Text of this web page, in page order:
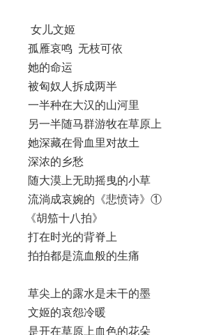
女儿文姬
孤雁哀鸣 无枝可依
她的命运
被匈奴人拆成两半
一半种在大汉的山河里
另一半随马群游牧在草原上
她深藏在骨血里对故土
深浓的乡愁
随大漠上无助摇曳的小草
流淌成哀婉的《悲愤诗》①
《胡笳十八拍》
打在时光的背脊上
拍拍都是流血般的生痛
草尖上的露水是未干的墨
文姬的哀怨冷暖
是开在草原上血色的花朵